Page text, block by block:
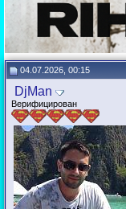
04.07.2026, 00:15
DjMan
Верифицирован